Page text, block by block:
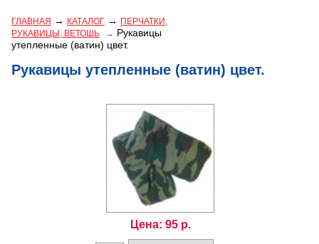
ГЛАВНАЯ → КАТАЛОГ →
ПЕРЧАТКИ,
РУКАВИЦЫ, ВЕТОШЬ
→ Рукавицы
утепленные (ватин) цвет.
Рукавицы утепленные (ватин) цвет.
Цена: 95р.